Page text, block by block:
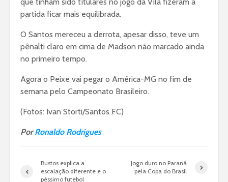
partida ficar mais equilibrada.
O Santos mereceu a derrota, apesar disso, teve um
pênalti claro em cima de Madson não marcado ainda
no primeiro tempo.
Agora o Peixe vai pegar o América-MG no fim de
semana pelo Campeonato Brasileiro.
(Fotos: Ivan Storti/Santos FC)
PorRonaldo Rodrigues
Bustos explica a
escalação diferente e o
péssimo futebol
Jogo duro no Paraná
pela Copa do Brasil